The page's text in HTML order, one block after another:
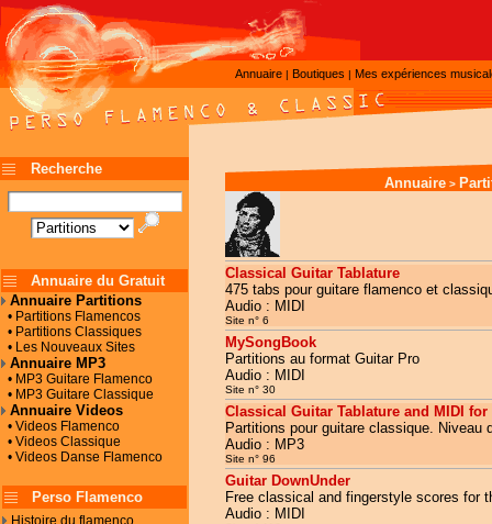
Annuaire | Boutiques | Mes expériences
Recherche
Annuaire du Gratuit
Annuaire Partitions
• Partitions Flamencos
• Partitions Classiques
• Les Nouveaux Sites
Annuaire MP3
• MP3 Guitare Flamenco
• MP3 Guitare Classique
Annuaire Videos
• Videos Flamenco
• Videos Classique
• Videos Danse Flamenco
Perso Flamenco
Histoire du flamenco
Annuaire >
Classical Guitar Tablature
475 tabs pour guitare flamenco et
Audio : MIDI
Site n° 6
MySongBook
Partitions au format Guitar Pro
Audio : MIDI
Site n° 30
Classical Guitar Tablature and MIDI
Partitions pour guitare classique. Niveau
Audio : MP3
Site n° 96
Guitar DownUnder
Free classical and fingerstyle scores for
Audio : MIDI